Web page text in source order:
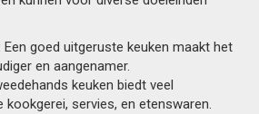
Een goed uitgeruste keuken maakt het
en aangenamer.
keuken biedt veel
servies, en etenswaren.